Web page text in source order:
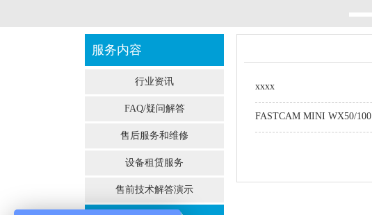
服务内容
行业资讯
FAQ/疑问解答
售后服务和维修
设备租赁服务
售前技术解答演示
xxxx
FASTCAM MINI WX50/100